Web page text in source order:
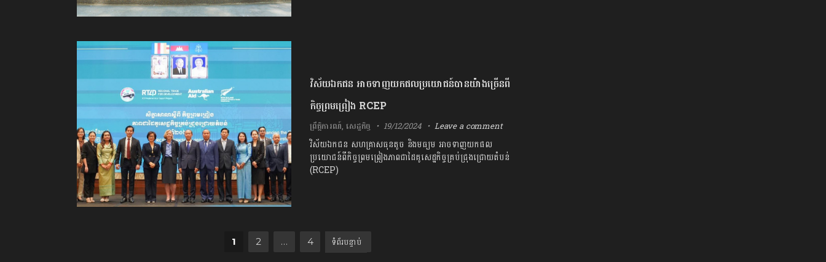
វិស័យឯកជន អាចទាញយកផលប្រយោជន៍បានយ៉ាងច្រើនពី
កិច្ចព្រមព្រៀង RCEP
ព្រឹត្តិការណ៍, សេដ្ឋកិច្ច 19/12/2024 Leave a comment
វិស័យឯកជន សហគ្រាសធុនតូច និងមធ្យម អាចទាញយកផល
ប្រយោជន៍ពីកិច្ចព្រមព្រៀងភាពជាដៃគូសេដ្ឋកិច្ចគ្រប់ជ្រុងជ្រោយតំបន់
(RCEP)
1 2 … 4 Next